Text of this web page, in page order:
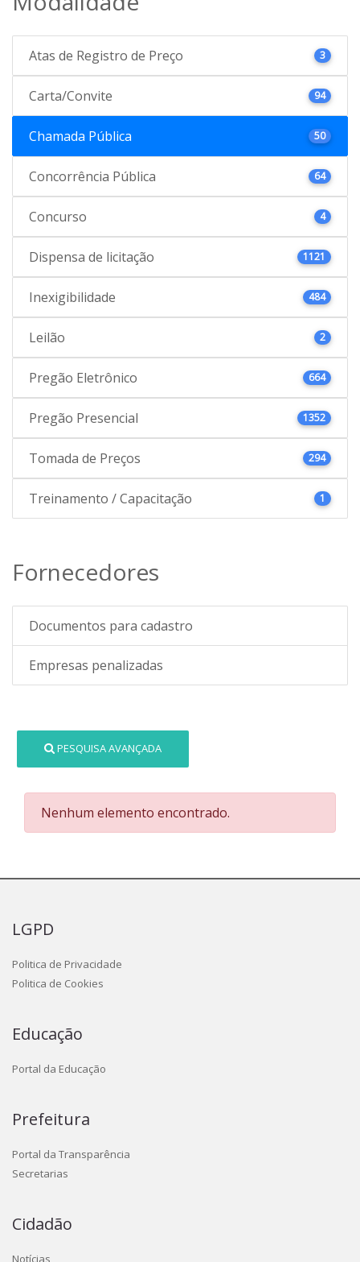
Atas de Registro de Preço 3
Carta/Convite 94
Chamada Pública 50
Concorrência Pública 64
Concurso 4
Dispensa de licitação 1121
Inexigibilidade 484
Leilão 2
Pregão Eletrônico 664
Pregão Presencial 1352
Tomada de Preços 294
Treinamento / Capacitação 1
Fornecedores
Documentos para cadastro
Empresas penalizadas
PESQUISA AVANÇADA
Nenhum elemento encontrado.
LGPD
Politica de Privacidade
Politica de Cookies
Educação
Portal da Educação
Prefeitura
Portal da Transparência
Secretarias
Cidadão
Notícias